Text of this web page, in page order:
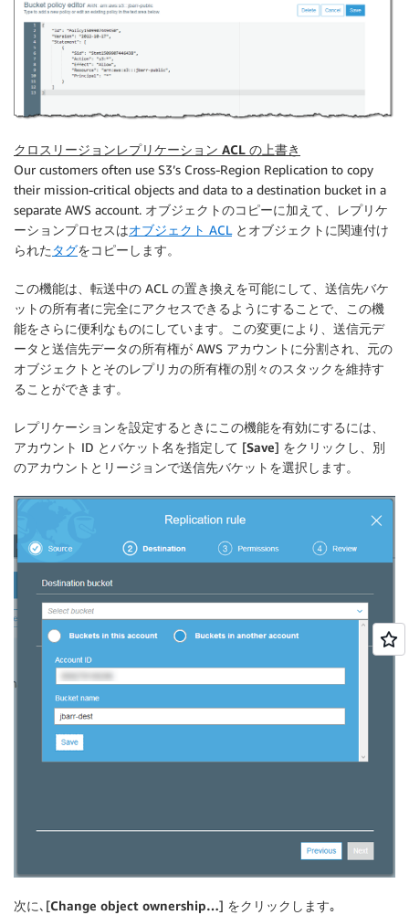
クロスリージョンレプリケーション ACL の上書き
Our customers often use S3’s Cross-Region Replication to copy
their mission-critical objects and data to a destination bucket in a
separate AWS account. オブジェクトのコピーに加えて、レプリケ
ーションプロセスはオブジェクト ACLとオブジェクトに関連付け
られた タグをコピーします。
この機能は、転送中の ACL の置き換えを可能にして、送信先バケ
ットの所有者に完全にアクセスできるようにすることで、この機
能をさらに便利なものにしています。この変更により、送信元デ
ータと送信先データの所有権が AWS アカウントに分割され、元の
オブジェクトとそのレプリカの所有権の別々のスタックを維持す
ることができます。
レプリケーションを設定するときにこの機能を有効にするには、
アカウント ID とバケット名を指定して [Save] をクリックし、別
のアカウントとリージョンで送信先バケットを選択します。
次に､[Change object ownership…] をクリックします｡